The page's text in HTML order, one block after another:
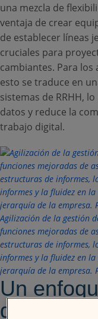
una mezcla de
ventaja de crear
de establecer líneas
cruciales para
cambiantes. Para los
esto se traduce en
sistemas de RRHH,
datos y reduce la
trabajo digital.
Agilización de la gestión
funciones mejoradas de
estructuras de informes,
informes y la fluidez en
jerarquía de la empresa.
Un
de